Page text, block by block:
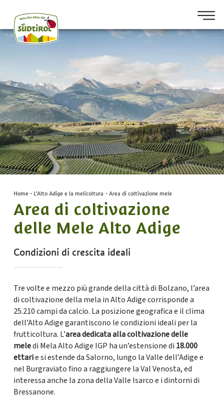
Home • L'Alto Adige e la melicoltura • Area di coltivazione mele
Area di coltivazione
delle Mele Alto Adige
Condizioni di crescita ideali
Tre volte e mezzo più grande della città di Bolzano, l’area
di coltivazione della mela in Alto Adige corrisponde a
25.210 campi da calcio. La posizione geografica e il clima
dell’Alto Adige garantiscono le condizioni ideali per la
frutticoltura. L’area dedicata alla coltivazione delle
meledi Mela Alto Adige IGP ha un’estensione di 18.000
ettarie si estende da Salorno, lungo la Valle dell’Adige e
nel Burgraviato fino a raggiungere la Val Venosta, ed
interessa anche la zona della Valle Isarco e i dintorni di
Bressanone.